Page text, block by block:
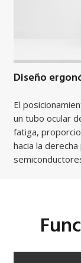
Diseño
El
un tubo ocular
fatiga,
hacia la